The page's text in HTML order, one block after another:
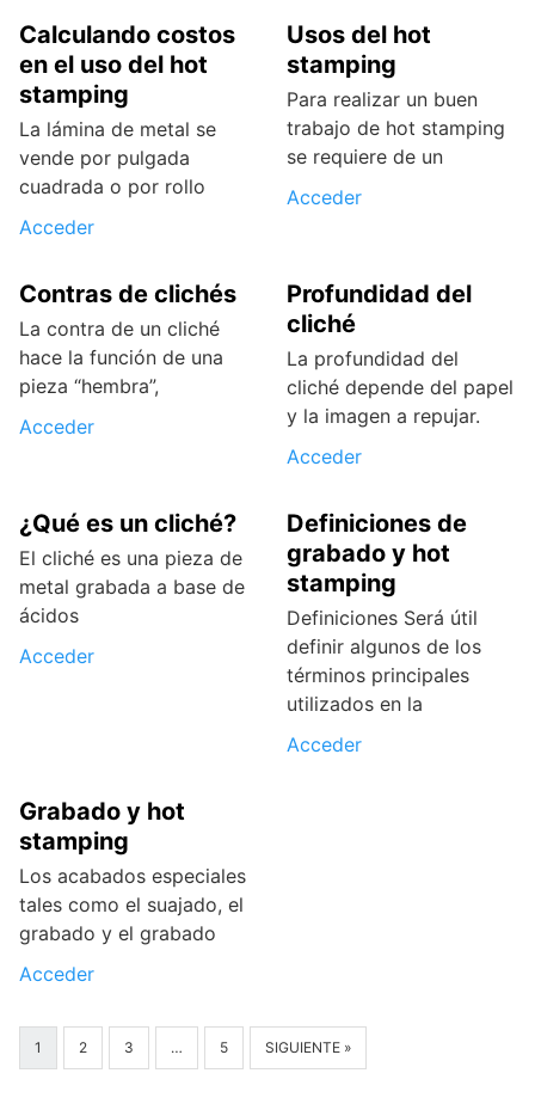
Calculando costos
en el uso del hot
stamping
La lámina de metal se
vende por pulgada
cuadrada o por rollo
Acceder
Usos del hot
stamping
Para realizar un buen
trabajo de hot stamping
se requiere de un
Acceder
Contras de clichés
La contra de un cliché
hace la función de una
pieza “hembra”,
Acceder
Profundidad del
cliché
La profundidad del
cliché depende del papel
y la imagen a repujar.
Acceder
¿Qué es un cliché?
El cliché es una pieza de
metal grabada a base de
ácidos
Acceder
Definiciones de
grabado y hot
stamping
Definiciones Será útil
definir algunos de los
términos principales
utilizados en la
Acceder
Grabado y hot
stamping
Los acabados especiales
tales como el suajado, el
grabado y el grabado
Acceder
1 2 3 … 5 SIGUIENTE »